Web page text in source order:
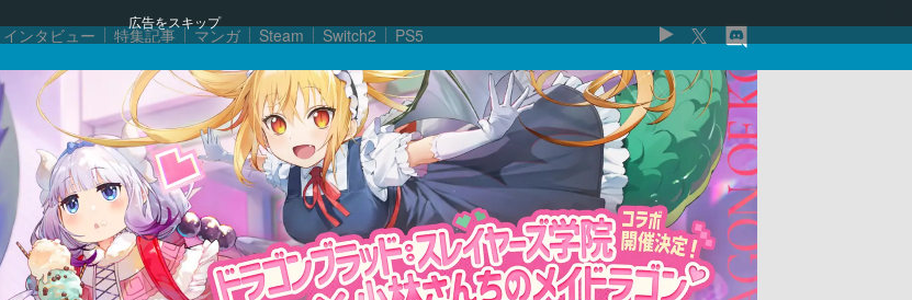
広告をスキップ
インタビュー 特集記事 マンガ Steam Switch2 PS5